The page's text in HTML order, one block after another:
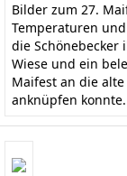
Bilder zum 27.
Temperaturen
die Schönebecker
Wiese und ein
Maifest an die
anknüpfen konnte.